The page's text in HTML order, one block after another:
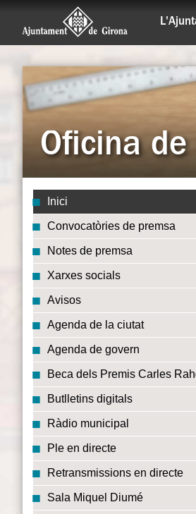
Oficina
Inici
Convocatòries de premsa
Notes de premsa
Xarxes socials
Avisos
Agenda de la ciutat
Agenda de govern
Beca dels Premis Carles
Butlletins digitals
Ràdio municipal
Ple en directe
Retransmissions en directe
Sala Miquel Diumé